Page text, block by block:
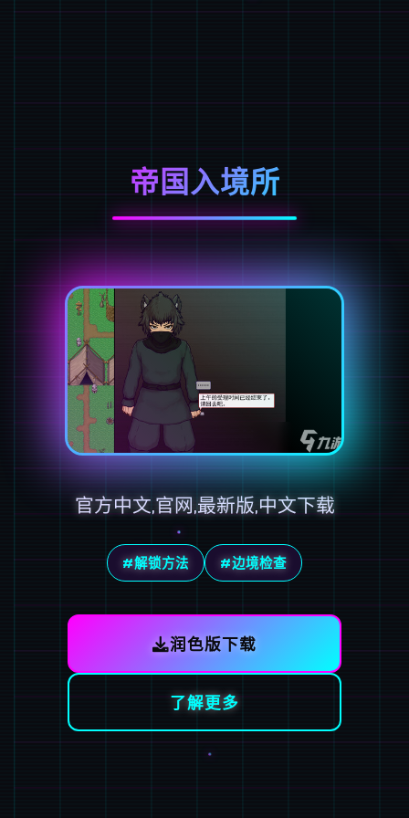
帝国入境所
官方中文,官网,最新版,中文下载
#解锁方法 #边境检查
润色版下载
了解更多